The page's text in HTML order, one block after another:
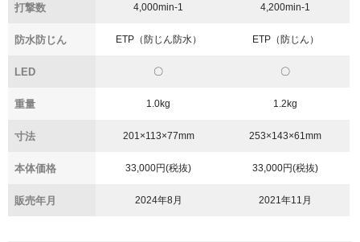
打撃数 4,000min-1 4,200min-1
防水防じん ETP（防じん防水） ETP（防じん）
LED 〇 〇
重量 1.0kg 1.2kg
寸法 201×113×77mm 253×143×61mm
本体価格 33,000円(税抜) 33,000円(税抜)
販売年月 2024年8月 2021年11月